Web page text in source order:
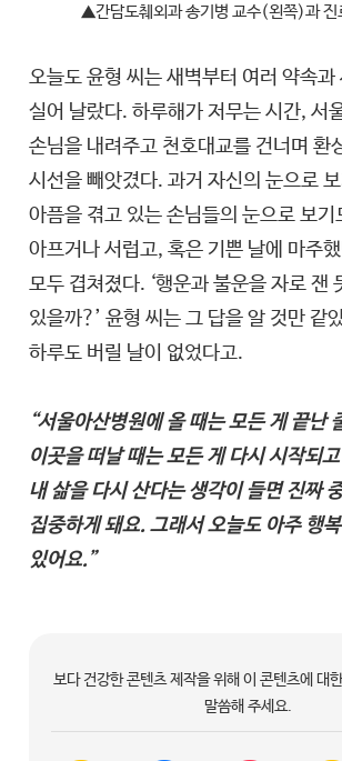
▲간담도췌외과 송기병 교수(왼쪽)과 진
오늘도 윤형 씨는 새벽부터 여러 약속과
실어 날랐다. 하루해가 저무는 시간, 서
손님을 내려주고 천호대교를 건너며 환
시선을 빼앗겼다. 과거 자신의 눈으로
아픔을 겪고 있는 손님들의 눈으로 보기
아프거나 서럽고, 혹은 기쁜 날에 마주
모두 겹쳐졌다. ‘행운과 불운을 자로 잰
있을까?’ 윤형 씨는 그 답을 알 것만 같
하루도 버릴 날이 없었다고.
“서울아산병원에 올 때는 모든 게 끝난
이곳을 떠날 때는 모든 게 다시 시작되
내 삶을 다시 산다는 생각이 들면 진짜
집중하게 돼요. 그래서 오늘도 아주 행
있어요.”
보다 건강한 콘텐츠 제작을 위해 이 콘텐츠에 대
말씀해 주세요.